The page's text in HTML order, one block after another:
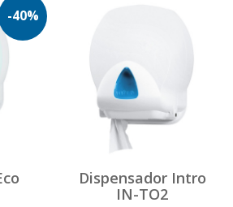
-40%
Dispensador Intro
IN-TO2